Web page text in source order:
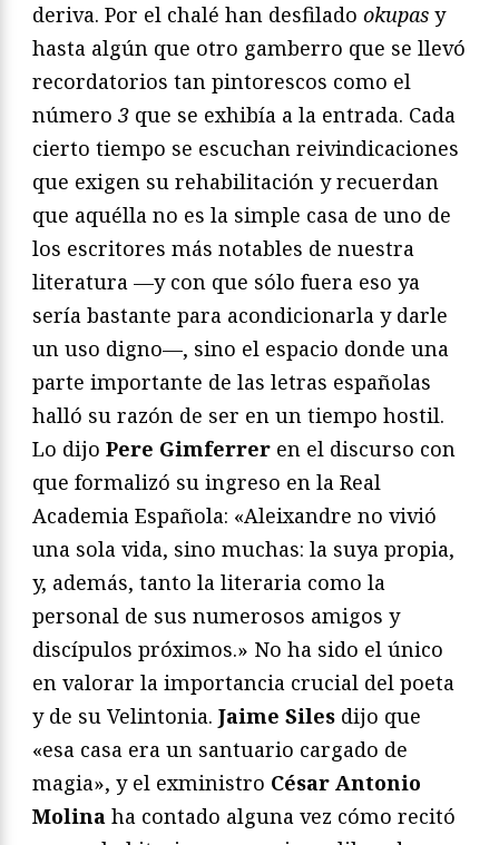
deriva. Por el chalé han desfilado okupas y
hasta algún que otro gamberro que se llevó
recordatorios tan pintorescos como el
número 3 que se exhibía a la entrada. Cada
cierto tiempo se escuchan reivindicaciones
que exigen su rehabilitación y recuerdan
que aquélla no es la simple casa de uno de
los escritores más notables de nuestra
literatura —y con que sólo fuera eso ya
sería bastante para acondicionarla y darle
un uso digno—, sino el espacio donde una
parte importante de las letras españolas
halló su razón de ser en un tiempo hostil.
Lo dijo Pere Gimferrer en el discurso con
que formalizó su ingreso en la Real
Academia Española: «Aleixandre no vivió
una sola vida, sino muchas: la suya propia,
y, además, tanto la literaria como la
personal de sus numerosos amigos y
discípulos próximos.» No ha sido el único
en valorar la importancia crucial del poeta
y de su Velintonia. Jaime Siles dijo que
«esa casa era un santuario cargado de
magia», y el exministro César Antonio
Molina ha contado alguna vez cómo recitó